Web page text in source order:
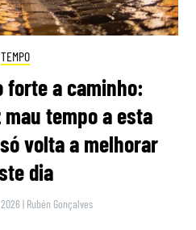
TEMPO
forte a caminho:
tempo a esta
volta a melhorar
dia
| Rubén Gonçalves